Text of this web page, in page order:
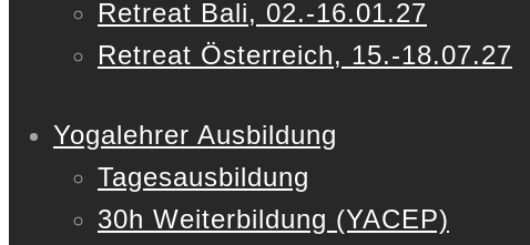
Retreat Bali, 02.-16.01.27
Retreat Österreich, 15.-18.07.27
Yogalehrer Ausbildung
Tagesausbildung
30h Weiterbildung (YACEP)